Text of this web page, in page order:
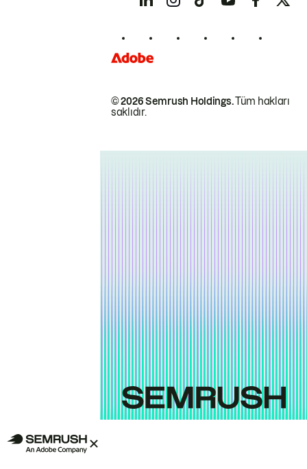
© 2026 Semrush Holdings.Tüm hakları
saklıdır.